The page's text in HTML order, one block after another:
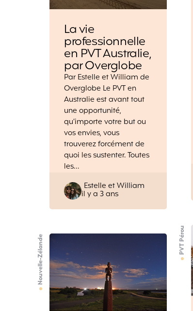
La vie
professionnelle
en PVT Australie,
par Overglobe
Par Estelle et William de
Overglobe Le PVT en
Australie est avant tout
une opportunité,
qu’importe votre but ou
vos envies, vous
trouverez forcément de
quoi les sustenter. Toutes
les…
Posted
by
Estelle et William
il y a 3 ans
PVT Pérou
Nouvelle-Zélande